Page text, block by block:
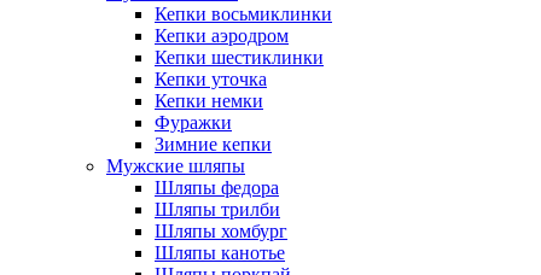
Кепки восьмиклинки
Кепки аэродром
Кепки шестиклинки
Кепки уточка
Кепки немки
Фуражки
Зимние кепки
Мужские шляпы
Шляпы федора
Шляпы трилби
Шляпы хомбург
Шляпы канотье